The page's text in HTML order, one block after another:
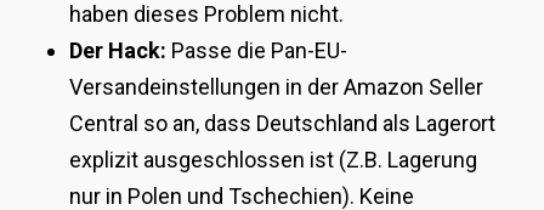
haben dieses Problem nicht.
Der Hack: Passe die Pan-EU-
Versandeinstellungen in der Amazon Seller
Central so an, dass Deutschland als Lagerort
explizit ausgeschlossen ist (Z.B. Lagerung
nur in Polen und Tschechien). Keine